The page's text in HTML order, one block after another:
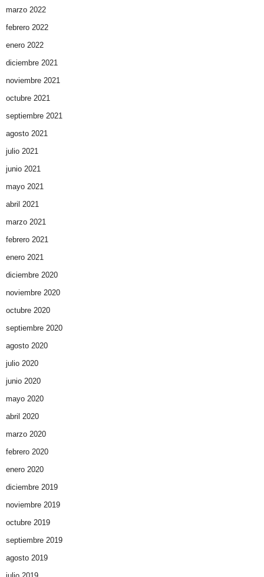
marzo 2022
febrero 2022
enero 2022
diciembre 2021
noviembre 2021
octubre 2021
septiembre 2021
agosto 2021
julio 2021
junio 2021
mayo 2021
abril 2021
marzo 2021
febrero 2021
enero 2021
diciembre 2020
noviembre 2020
octubre 2020
septiembre 2020
agosto 2020
julio 2020
junio 2020
mayo 2020
abril 2020
marzo 2020
febrero 2020
enero 2020
diciembre 2019
noviembre 2019
octubre 2019
septiembre 2019
agosto 2019